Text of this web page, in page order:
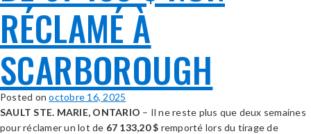
RÉCLAMÉ À
SCARBOROUGH
Posted onoctobre 16, 2025
SAULT STE. MARIE, ONTARIO – Il ne reste plus que deux semaines
pour réclamer un lot de 67 133,20$ remporté lors du tirage de